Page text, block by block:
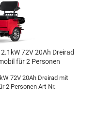
72V 20Ah Dreirad
für 2 Personen
72V 20Ah Dreirad mit
2 Personen Art-Nr.